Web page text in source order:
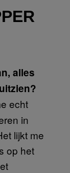
alles
echt
in
lijkt me
op het